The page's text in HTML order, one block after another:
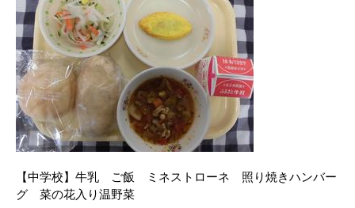
【中学校】牛乳 ご飯 ミネストローネ 照り焼きハンバー
グ 菜の花入り温野菜